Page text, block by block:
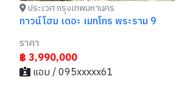
ประเวศ กรุงเทพมหานคร
ทาวน์โฮม เดอะ เมทโทร พระราม 9
ราคา
฿ 3,990,000
แอม / 095xxxxx61